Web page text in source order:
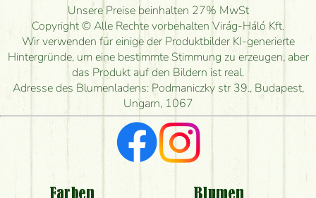
Wie lange kann ich heute Blumen mit Lieferung
bestellen?
Wie schnell können Sie den Blumenstrauß
herstellen und wann können Sie ihn frühestens
liefern?
Ich suche rote Rosen, hast du welche?
Welche Rückmeldungen bekomme ich zum
Unsere Preise beinhalten 27% MwSt
Copyright © Alle Rechte vorbehalten Virág-Háló Kft.
Wir verwenden für einige der Produktbilder KI-generierte
Hintergründe, um eine bestimmte Stimmung zu erzeugen, aber
das Produkt auf den Bildern ist real.
Adresse des Blumenladens: Podmaniczky str 39., Budapest,
Ungarn, 1067
Farben Blumen